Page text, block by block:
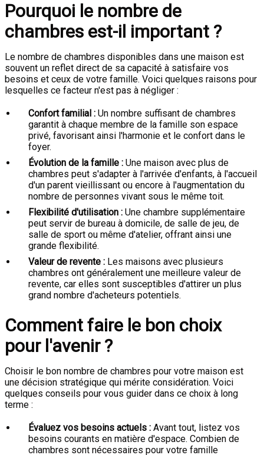
Pourquoi le nombre de
chambres est-il important ?
Le nombre de chambres disponibles dans une maison est
souvent un reflet direct de sa capacité à satisfaire vos
besoins et ceux de votre famille. Voici quelques raisons pour
lesquelles ce facteur n'est pas à négliger :
Confort familial : Un nombre suffisant de chambres
garantit à chaque membre de la famille son espace
privé, favorisant ainsi l'harmonie et le confort dans le
foyer.
Évolution de la famille : Une maison avec plus de
chambres peut s'adapter à l'arrivée d'enfants, à l'accueil
d'un parent vieillissant ou encore à l'augmentation du
nombre de personnes vivant sous le même toit.
Flexibilité d'utilisation : Une chambre supplémentaire
peut servir de bureau à domicile, de salle de jeu, de
salle de sport ou même d'atelier, offrant ainsi une
grande flexibilité.
Valeur de revente : Les maisons avec plusieurs
chambres ont généralement une meilleure valeur de
revente, car elles sont susceptibles d'attirer un plus
grand nombre d'acheteurs potentiels.
Comment faire le bon choix
pour l'avenir ?
Choisir le bon nombre de chambres pour votre maison est
une décision stratégique qui mérite considération. Voici
quelques conseils pour vous guider dans ce choix à long
terme :
Évaluez vos besoins actuels : Avant tout, listez vos
besoins courants en matière d'espace. Combien de
chambres sont nécessaires pour votre famille